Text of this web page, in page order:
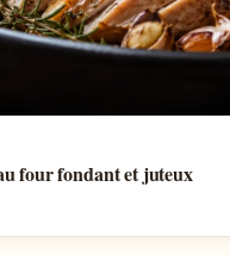
four fondant et juteux